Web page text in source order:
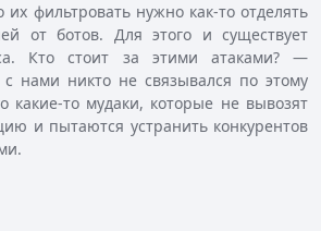
фильтровать нужно как-то отделять
от ботов. Для этого и существует
Кто стоит за этими атаками? —
нами никто не связывался по этому
какие-то мудаки, которые не вывозят
и пытаются устранить конкурентов